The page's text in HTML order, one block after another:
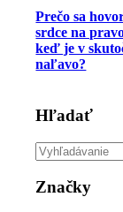
Prečo sa
srdce na
keď je v
naľavo?
Hľadať
Značky